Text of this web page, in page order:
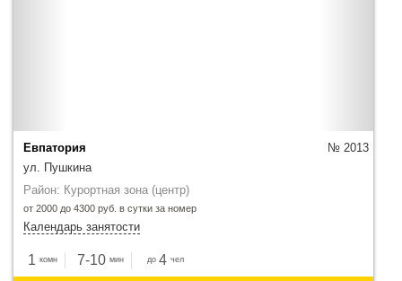
№ 2013
Евпатория
ул. Пушкина
Район: Курортная зона (центр)
от 2000 до 4300 руб. в сутки за номер
Календарь занятости
1 комн 7-10 мин до 4 чел